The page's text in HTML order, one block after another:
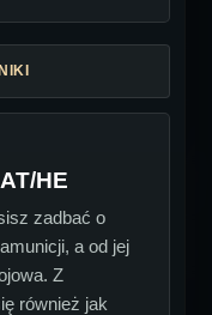
HE
zadbać o
a od jej
Z
również jak